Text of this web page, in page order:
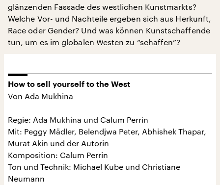
glänzenden Fassade des westlichen Kunstmarkts?
Welche Vor- und Nachteile ergeben sich aus Herkunft,
Race oder Gender? Und was können Kunstschaffende
tun, um es im globalen Westen zu “schaffen”?
How to sell yourself to the West
Von Ada Mukhina
Regie: Ada Mukhina und Calum Perrin
Mit: Peggy Mädler, Belendjwa Peter, Abhishek Thapar,
Murat Akin und der Autorin
Komposition: Calum Perrin
Ton und Technik: Michael Kube und Christiane
Neumann